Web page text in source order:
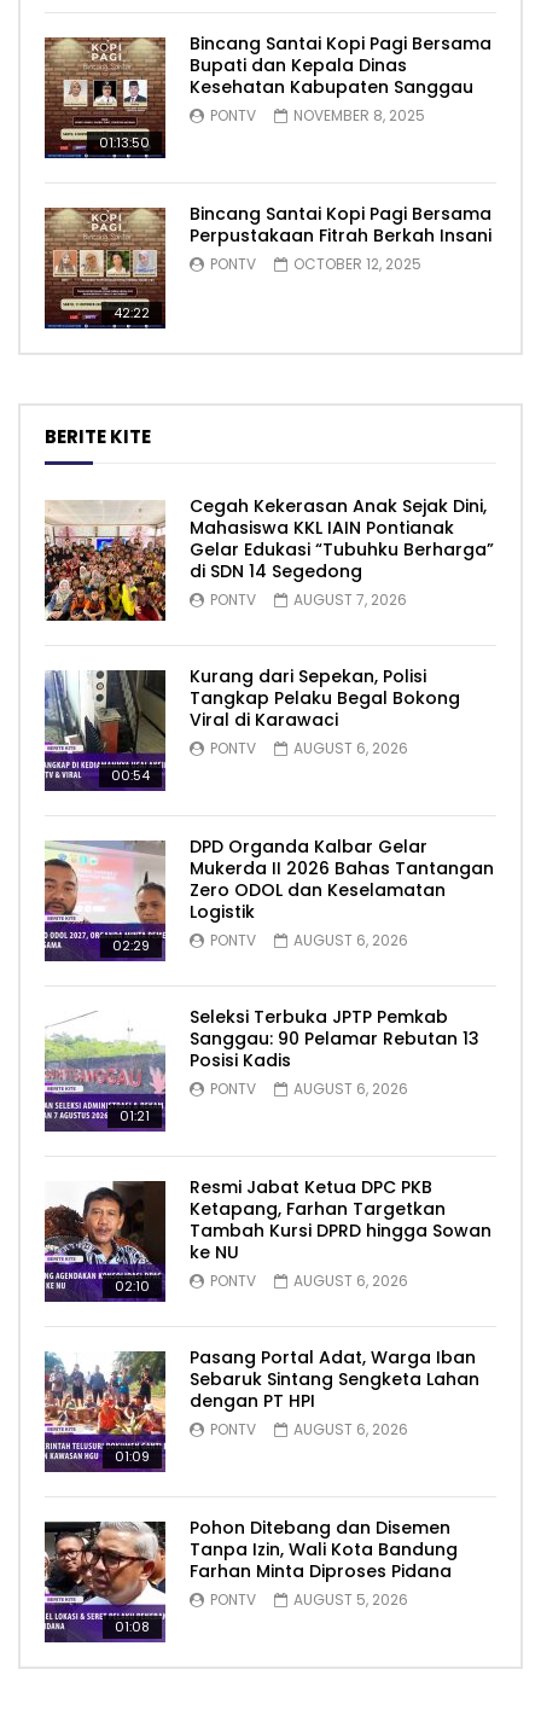
01:13:50
Bincang Santai Kopi Pagi Bersama
Bupati dan Kepala Dinas
Kesehatan Kabupaten Sanggau
PONTV NOVEMBER 8, 2025
42:22
Bincang Santai Kopi Pagi Bersama
Perpustakaan Fitrah Berkah Insani
PONTV OCTOBER 12, 2025
BERITE KITE
Cegah Kekerasan Anak Sejak Dini,
Mahasiswa KKL IAIN Pontianak
Gelar Edukasi “Tubuhku Berharga”
di SDN 14 Segedong
PONTV AUGUST 7, 2026
00:54
Kurang dari Sepekan, Polisi
Tangkap Pelaku Begal Bokong
Viral di Karawaci
PONTV AUGUST 6, 2026
02:29
DPD Organda Kalbar Gelar
Mukerda II 2026 Bahas Tantangan
Zero ODOL dan Keselamatan
Logistik
PONTV AUGUST 6, 2026
01:21
Seleksi Terbuka JPTP Pemkab
Sanggau: 90 Pelamar Rebutan 13
Posisi Kadis
PONTV AUGUST 6, 2026
02:10
Resmi Jabat Ketua DPC PKB
Ketapang, Farhan Targetkan
Tambah Kursi DPRD hingga Sowan
ke NU
PONTV AUGUST 6, 2026
01:09
Pasang Portal Adat, Warga Iban
Sebaruk Sintang Sengketa Lahan
dengan PT HPI
PONTV AUGUST 6, 2026
01:08
Pohon Ditebang dan Disemen
Tanpa Izin, Wali Kota Bandung
Farhan Minta Diproses Pidana
PONTV AUGUST 5, 2026